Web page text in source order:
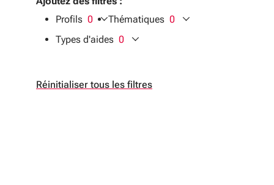
Profils 0
filtres sélectionnés
Thématiques 0
filtres sélectionnés
Types d'aides 0
filtres sélectionnés
Réinitialiser tous les filtres